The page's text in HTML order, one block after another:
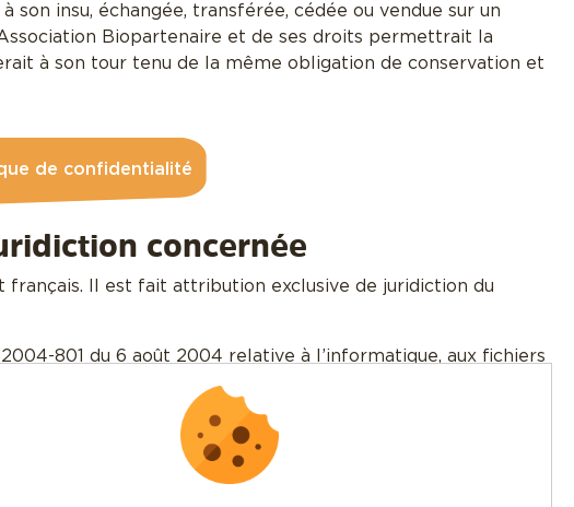
insu, échangée, transférée, cédée ou vendue sur un
Biopartenaire et de ses droits permettrait la
à son tour tenu de la même obligation de conservation et
de confidentialité
concernée
français. Il est fait attribution exclusive de juridiction du
801 du 6 août 2004 relative à l’informatique, aux fichiers
numérique.